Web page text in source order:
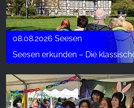
08.08.2026 Seesen
Seesen erkunden – Die klassische
Purpose:
Zbieranie statystyk
witryny
24 godziny - 2 lata